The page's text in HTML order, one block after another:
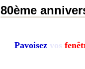
80ème
Pavoisez vos